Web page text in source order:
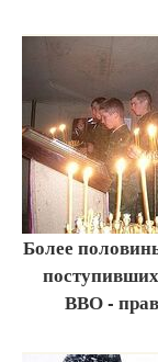
Более
ВВО -